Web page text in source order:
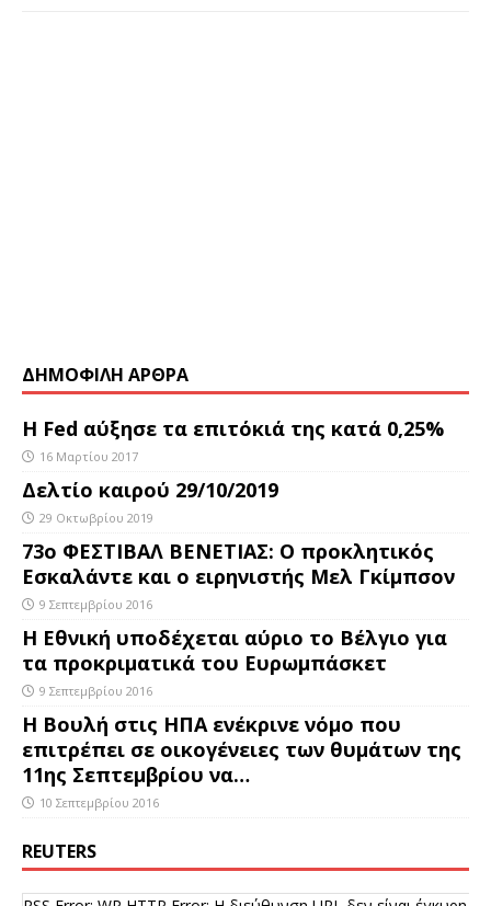
ΔΗΜΟΦΙΛΗ ΑΡΘΡΑ
Η Fed αύξησε τα επιτόκιά της κατά 0,25%
16 Μαρτίου 2017
Δελτίο καιρού 29/10/2019
29 Οκτωβρίου 2019
73ο ΦΕΣΤΙΒΑΛ ΒΕΝΕΤΙΑΣ: Ο προκλητικός
Εσκαλάντε και ο ειρηνιστής Μελ Γκίμπσον
9 Σεπτεμβρίου 2016
Η Εθνική υποδέχεται αύριο το Βέλγιο για
τα προκριματικά του Ευρωμπάσκετ
9 Σεπτεμβρίου 2016
Η Βουλή στις ΗΠΑ ενέκρινε νόμο που
επιτρέπει σε οικογένειες των θυμάτων της
11ης Σεπτεμβρίου να…
10 Σεπτεμβρίου 2016
REUTERS